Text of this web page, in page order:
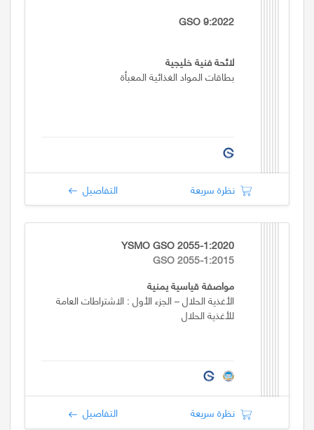
GSO 9:2022
لائحة فنية خليجية
بطاقات المواد الغذائية المعبأة
نظرة سريعة التفاصيل
YSMO GSO 2055-1:2020
GSO 2055-1:2015
مواصفة قياسية يمنية
الأغذية الحلال – الجزء الأول : الاشتراطات العامة
للأغذية الحلال
نظرة سريعة التفاصيل